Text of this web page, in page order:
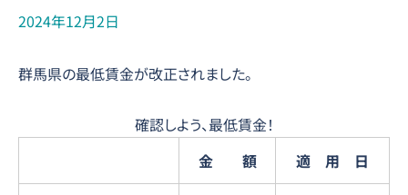
2024年12月2日
群馬県の最低賃金が改正されました。
確認しよう、最低賃金！
金 額
適 用 日